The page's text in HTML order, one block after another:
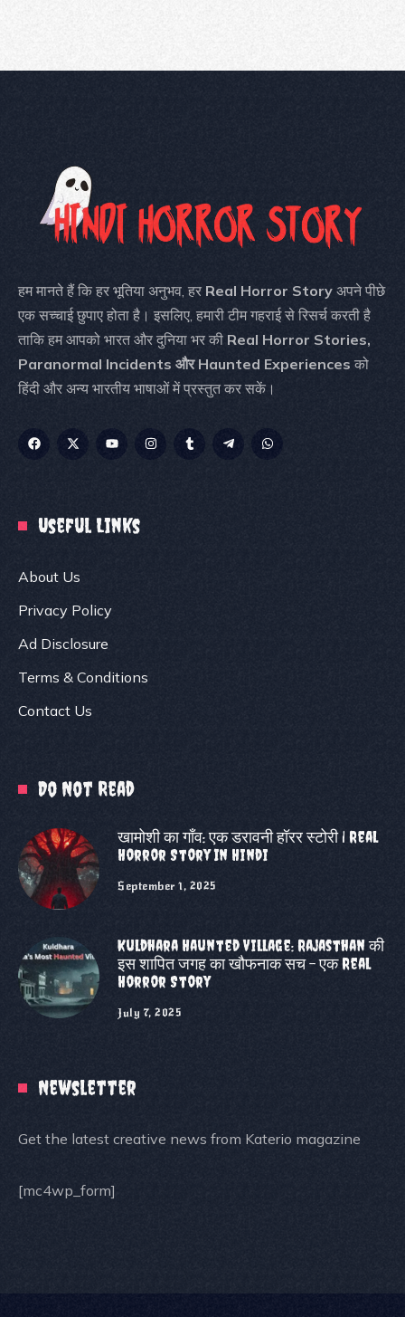
हम मानते हैं कि हर भूतिया अनुभव, हर Real Horror Story अपने पीछे
एक सच्चाई छुपाए होता है। इसलिए, हमारी टीम गहराई से रिसर्च करती है
ताकि हम आपको भारत और दुनिया भर की Real Horror Stories,
Paranormal Incidents और Haunted Experiences को
हिंदी और अन्य भारतीय भाषाओं में प्रस्तुत कर सकें।
Useful Links
About Us
Privacy Policy
Ad Disclosure
Terms & Conditions
Contact Us
Do Not Read
खामोशी का गाँव: एक डरावनी हॉरर स्टोरी | Real
Horror Story In Hindi
September 1, 2025
Kuldhara Haunted Village: Rajasthan की
इस शापित जगह का खौफनाक सच – एक Real
Horror Story
July 7, 2025
Newsletter
Get the latest creative news from Katerio magazine
[mc4wp_form]